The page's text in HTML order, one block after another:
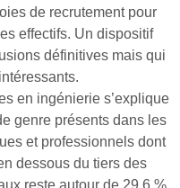
de recrutement pour
effectifs. Un dispositif
définitives mais qui
en ingénierie s’explique
genre présents dans les
et professionnels dont
dessous du tiers des
reste autour de 29,6 %.